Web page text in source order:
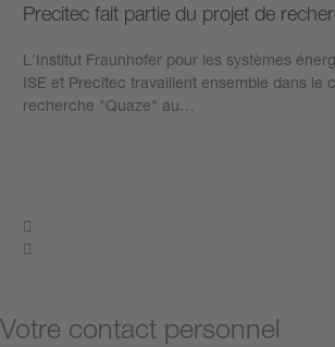
Precitec fait partie du projet de
L'Institut Fraunhofer pour les systèmes
ISE et Precitec travaillent ensemble dans le
recherche "Quaze" au…
Votre contact personnel